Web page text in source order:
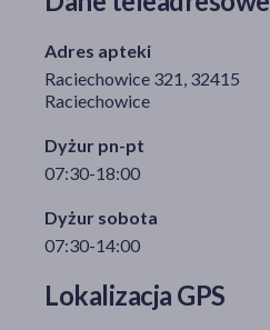
Adres apteki
Raciechowice 321, 32415
Raciechowice
Dyżur pn-pt
07:30-18:00
Dyżur sobota
07:30-14:00
Lokalizacja GPS